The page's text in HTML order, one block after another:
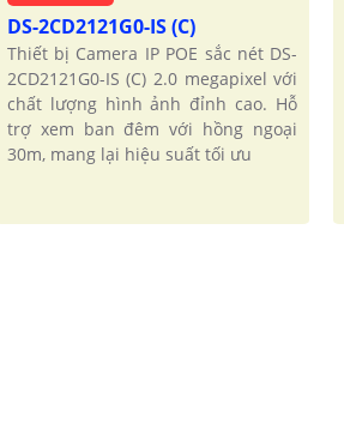
DS-2CD2121G0-IS (C)
Thiết bị Camera IP POE sắc nét DS-
2CD2121G0-IS (C) 2.0 megapixel với
chất lượng hình ảnh đỉnh cao. Hỗ
trợ xem ban đêm với hồng ngoại
30m, mang lại hiệu suất tối ưu